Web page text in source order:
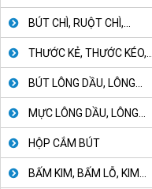
BÚT CHÌ, RUỘT CHÌ,...
THƯỚC KẺ, THƯỚC KÉO,...
BÚT LÔNG DẦU, LÔNG...
MỰC LÔNG DẦU, LÔNG...
HỘP CẮM BÚT
BẤM KIM, BẤM LỖ, KIM...